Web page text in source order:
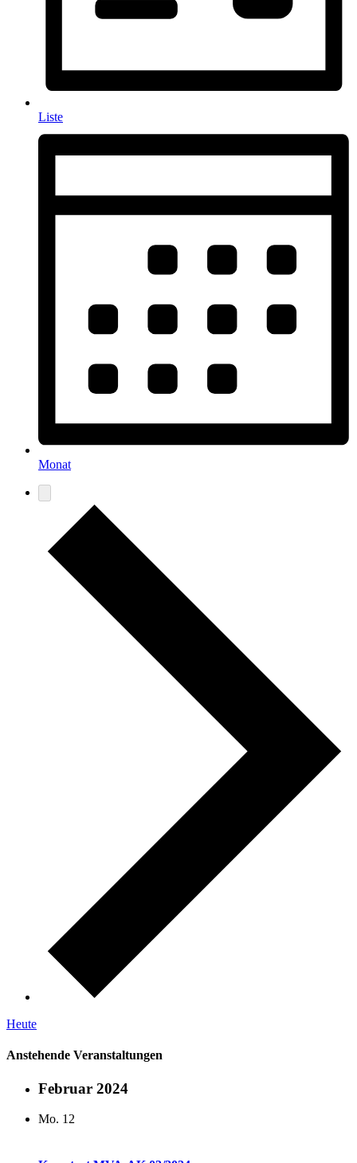
Liste
Monat
Heute
Anstehende Veranstaltungen
Februar 2024
Mo. 12